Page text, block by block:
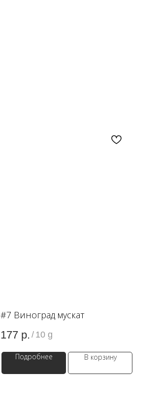
#7 Виноград мускат
177 р. / 10 g
Подробнее В корзину